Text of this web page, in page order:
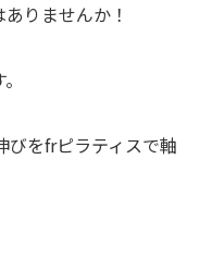
りませんか！
びをfrピラティスで軸